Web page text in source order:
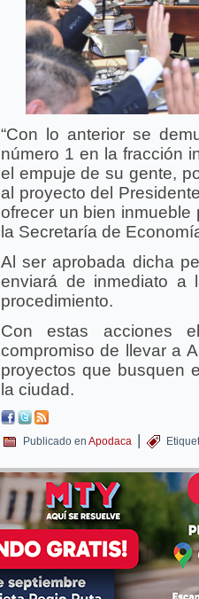
“Con lo anterior se
número 1 en la fracción
el empuje de su gente,
al proyecto del
ofrecer un bien
la Secretaría de
Al ser aprobada dicha
enviará de inmediato a
procedimiento.
Con estas acciones
compromiso de llevar a
proyectos que busquen
la ciudad.
Publicado en Apodaca |